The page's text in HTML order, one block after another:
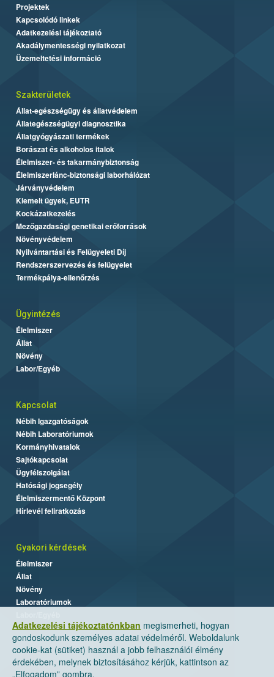
Adatkezelési tájékoztatónkban megismerheti, hogyan
gondoskodunk személyes adatai védelméről. Weboldalunk
cookie-kat (sütiket) használ a jobb felhasználói élmény
érdekében, melynek biztosításához kérjük, kattintson az
„Elfogadom” gombra.
Projektek
Kapcsolódó linkek
Adatkezelési tájékoztató
Akadálymentességi nyilatkozat
Üzemeltetési információ
Szakterületek
Állat-egészségügy és állatvédelem
Állategészségügyi diagnosztika
Állatgyógyászati termékek
Borászat és alkoholos italok
Élelmiszer- és takarmánybiztonság
Élelmiszerlánc-biztonsági laborhálózat
Járványvédelem
Kiemelt ügyek, EUTR
Kockázatkezelés
Mezőgazdasági genetikai erőforrások
Növényvédelem
Nyilvántartási és Felügyeleti Díj
Rendszerszervezés és felügyelet
Termékpálya-ellenőrzés
Ügyintézés
Élelmiszer
Állat
Növény
Labor/Egyéb
Kapcsolat
Nébih Igazgatóságok
Nébih Laboratóriumok
Kormányhivatalok
Sajtókapcsolat
Ügyfélszolgálat
Hatósági jogsegély
Élelmiszermentő Központ
Hírlevél feliratkozás
Gyakori kérdések
Élelmiszer
Állat
Növény
Laboratóriumok